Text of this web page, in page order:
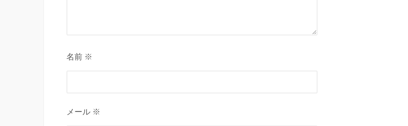
名前 ※
メール ※